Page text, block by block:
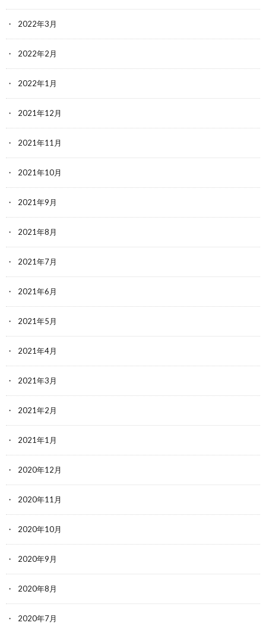
2022年3月
2022年2月
2022年1月
2021年12月
2021年11月
2021年10月
2021年9月
2021年8月
2021年7月
2021年6月
2021年5月
2021年4月
2021年3月
2021年2月
2021年1月
2020年12月
2020年11月
2020年10月
2020年9月
2020年8月
2020年7月